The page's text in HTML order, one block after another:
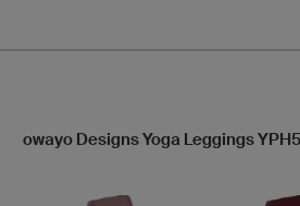
owayo Designs Yoga Leggings